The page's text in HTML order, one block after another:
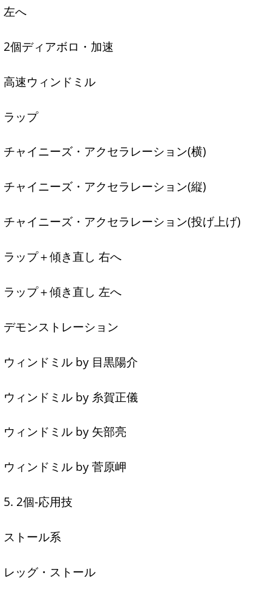
左へ
2個ディアボロ・加速
高速ウィンドミル
ラップ
チャイニーズ・アクセラレーション(横)
チャイニーズ・アクセラレーション(縦)
チャイニーズ・アクセラレーション(投げ上げ)
ラップ＋傾き直し 右へ
ラップ＋傾き直し 左へ
デモンストレーション
ウィンドミル by 目黒陽介
ウィンドミル by 糸賀正儀
ウィンドミル by 矢部亮
ウィンドミル by 菅原岬
5. 2個-応用技
ストール系
レッグ・ストール